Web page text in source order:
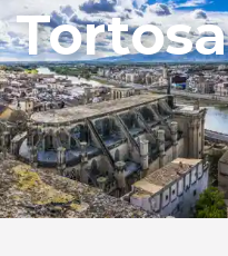
Tortosa